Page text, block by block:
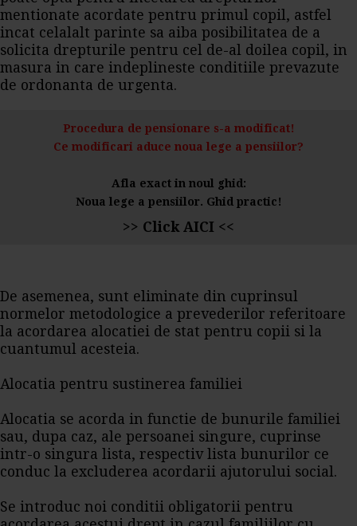
mentionate acordate pentru primul copil, astfel
incat celalalt parinte sa aiba posibilitatea de a
solicita drepturile pentru cel de-al doilea copil, in
masura in care indeplineste conditiile prevazute
de ordonanta de urgenta.
Procedura de pensionare s-a modificat!
Ce modificari aduce noua lege a pensiilor?
Afla exact in noul ghid:
Noua lege a pensiilor. Ghid practic!
>> Click AICI <<
De asemenea, sunt eliminate din cuprinsul
normelor metodologice a prevederilor referitoare
la acordarea alocatiei de stat pentru copii si la
cuantumul acesteia.
Alocatia pentru sustinerea familiei
Alocatia se acorda in functie de bunurile familiei
sau, dupa caz, ale persoanei singure, cuprinse
intr-o singura lista, respectiv lista bunurilor ce
conduc la excluderea acordarii ajutorului social.
Se introduc noi conditii obligatorii pentru